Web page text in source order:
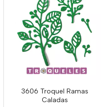
3606 Troquel Ramas
Caladas